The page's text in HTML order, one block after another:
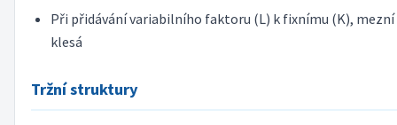
Při přidávání variabilního faktoru (L) k fixnímu (K),
klesá
Tržní struktury